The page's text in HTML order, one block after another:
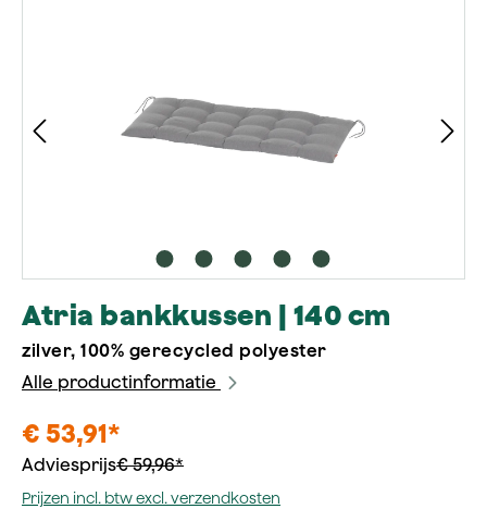
Atria bankkussen | 140 cm
zilver, 100% gerecycled polyester
Alle productinformatie
€ 53,91*
Adviesprijs€ 59,96*
Prijzen incl. btw excl. verzendkosten